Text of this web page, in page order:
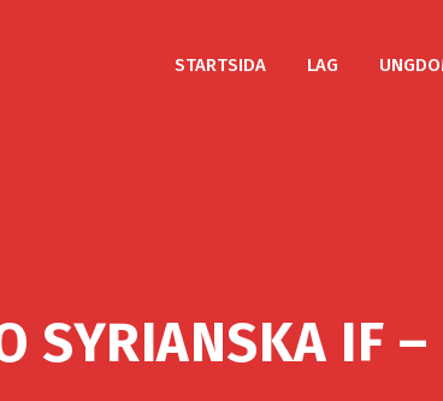
STARTSIDA LAG
SYRIANSKA IF